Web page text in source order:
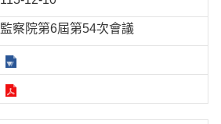
監察院第6屆第54次會議